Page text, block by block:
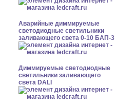
Аварийные диммируемые
светодиодные светильники
заливающего света 0-10 БАП-3
Диммируемые светодиодные
светильники заливающего
света DALI